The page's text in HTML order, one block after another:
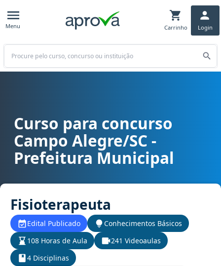
Menu Carrinho Login
Buscar
Curso para concurso Campo Alegre/SC - Prefeitura Municipal
Curso para concurso
Campo Alegre/SC -
Prefeitura Municipal
Fisioterapeuta
Edital Publicado
Conhecimentos Básicos
108 Horas de Aula
241 Videoaulas
4 Disciplinas